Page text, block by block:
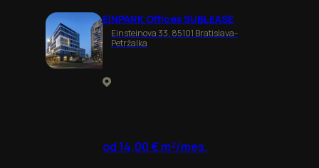
EINPARK Offices SUBLEASE
Einsteinova 33, 85101 Bratislava-
Petržalka
od 14,00 € m²/mes.